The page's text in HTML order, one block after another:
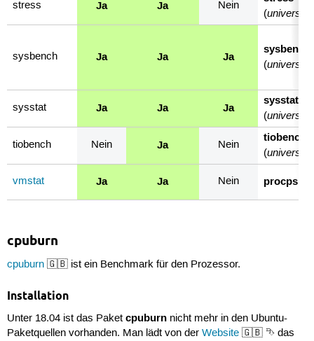
stress Ja Ja Nein
(universe
sysbench Ja Ja Ja
sysbench
(universe
sysstat Ja Ja Ja
sysstat
(universe
tiobench Nein Ja Nein
tiobench
(universe
vmstat Ja Ja Nein procps
cpuburn
cpuburn🇬🇧 ist ein Benchmark für den Prozessor.
Installation
Unter 18.04 ist das Paket cpuburnnicht mehr in den Ubuntu-
Paketquellen vorhanden. Man lädt von der Website🇬🇧 ⮷ das